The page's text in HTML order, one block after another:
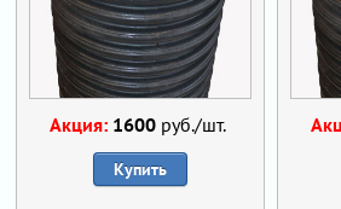
Акция: 1600руб./шт.
Купить